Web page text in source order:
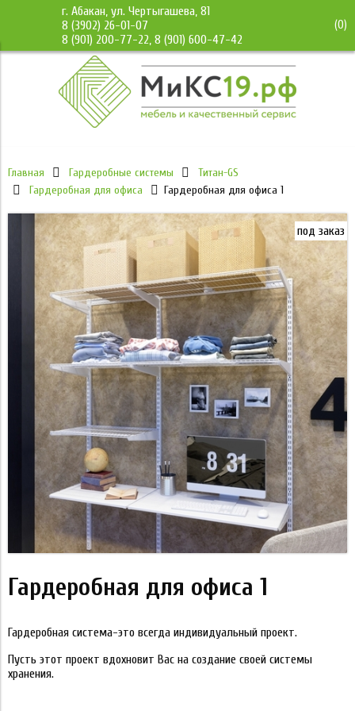
г. Абакан, ул. Чертыгашева, 81
8 (3902) 26-01-07
8 (901) 200-77-22, 8 (901) 600-47-42
(0)
Главная Гардеробные системы
Титан-GS
Гардеробная для офиса
Гардеробная для офиса 1
под заказ
Гардеробная для офиса 1
Гардеробная система-это всегда индивидуальный проект.
Пусть этот проект вдохновит Вас на создание своей системы
хранения.